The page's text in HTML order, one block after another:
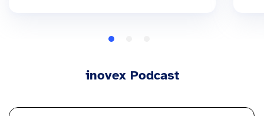
inovex Podcast